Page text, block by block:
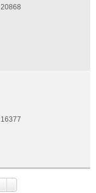
20868
16377